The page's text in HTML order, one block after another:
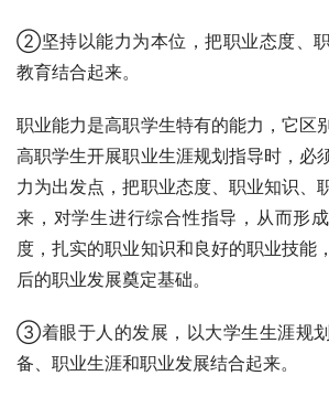
②坚持以能力为本位，把职业态度、
教育结合起来。
职业能力是高职学生特有的能力，它区
高职学生开展职业生涯规划指导时，必
力为出发点，把职业态度、职业知识、
来，对学生进行综合性指导，从而形
度，扎实的职业知识和良好的职业技能
后的职业发展奠定基础。
③着眼于人的发展，以大学生生涯规
备、职业生涯和职业发展结合起来。